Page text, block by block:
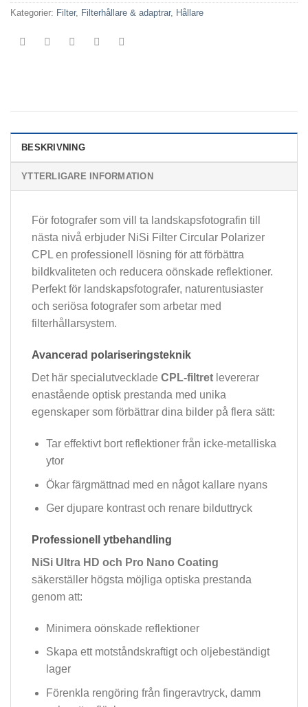
Kategorier: Filter, Filterhållare & adaptrar, Hållare
BESKRIVNING
YTTERLIGARE INFORMATION
För fotografer som vill ta landskapsfotografin till
nästa nivå erbjuder NiSi Filter Circular Polarizer
CPL en professionell lösning för att förbättra
bildkvaliteten och reducera oönskade reflektioner.
Perfekt för landskapsfotografer, naturentusiaster
och seriösa fotografer som arbetar med
filterhållarsystem.
Avancerad polariseringsteknik
Det här specialutvecklade CPL-filtret levererar
enastående optisk prestanda med unika
egenskaper som förbättrar dina bilder på flera sätt:
Tar effektivt bort reflektioner från icke-metalliska
ytor
Ökar färgmättnad med en något kallare nyans
Ger djupare kontrast och renare bilduttryck
Professionell ytbehandling
NiSi Ultra HD och Pro Nano Coating
säkerställer högsta möjliga optiska prestanda
genom att:
Minimera oönskade reflektioner
Skapa ett motståndskraftigt och oljebeständigt
lager
Förenkla rengöring från fingeravtryck, damm